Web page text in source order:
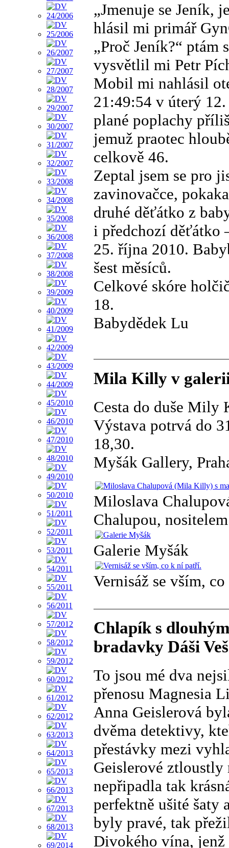
„Jmenuje se Jeník,
hlásil mi primář
„Proč Jeník?“ ptám
vysvětlil mi Petr
Mobil mi nahlásil
21:49:54 v úterý
plané poplachy
jemuž praotec
celkově 46.
Zeptal jsem se pro
zavinovačce,
druhé děťátko z
i předchozí děťátko
25. října 2010.
šest měsíců.
Celkové skóre
18.
Babydědek Lu
Mila Killy v
Cesta do duše Mily
Výstava potrvá do
18,30.
Myšák Gallery,
Miloslava
Chalupou,
Galerie Myšák
Vernisáž se vším,
Chlapík s
bradavky Dáši
To jsou mé dva
přenosu Magnesia
Anna Geislerová
dvěma detektivy,
přestávky mezi
Geislerové ztloustly
nepřipadla tak
perfektně ušité šaty
byly pravé, tak
Divokého vína,